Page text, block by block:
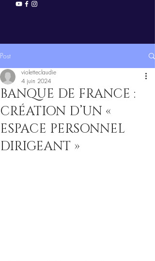
Post
BANQUE DE FRANCE :
CRÉATION D’UN «
ESPACE PERSONNEL
DIRIGEANT »
violetteclaudie
4 juin 2024